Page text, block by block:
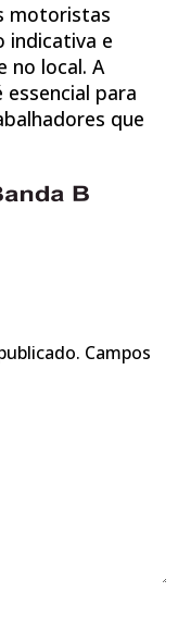
motoristas
indicativa e
no local. A
para
que
Campos